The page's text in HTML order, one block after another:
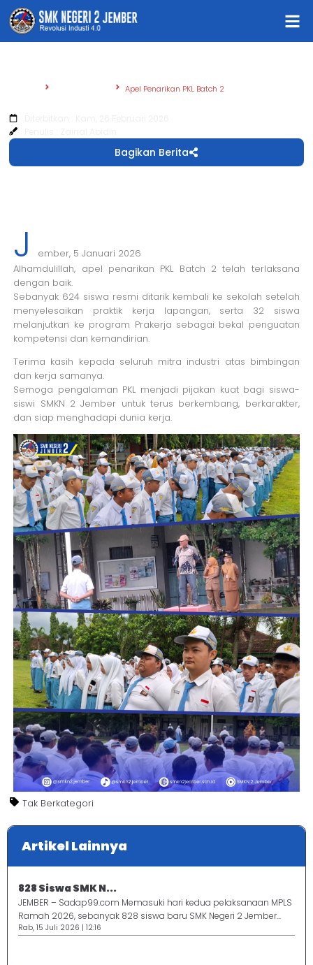
Apel Penarikan PKL Batch 2
Bagikan Berita
J
ember, 5 Januari 2026
Alhamdulillah, apel penarikan PKL Batch 2 telah terlaksana
dengan baik.
Sebanyak 624 siswa resmi ditarik kembali ke sekolah setelah
menyelesaikan praktik kerja lapangan, serta 32 siswa
melanjutkan ke program Prakerja sebagai bekal penguatan
kompetensi dan kemandirian.
Terima kasih kepada seluruh mitra industri atas bimbingan
dan kerja samanya.
Semoga pengalaman PKL menjadi pijakan kuat bagi siswa-
siswi SMKN 2 Jember untuk terus berkembang, berkarakter,
dan siap menghadapi dunia kerja.
Tak Berkategori
Artikel Lainnya
828 Siswa SMK N...
JEMBER – Sadap99.com Memasuki hari kedua pelaksanaan MPLS
Ramah 2026, sebanyak 828 siswa baru SMK Negeri 2 Jember...
Rab, 15 Juli 2026 | 12:16